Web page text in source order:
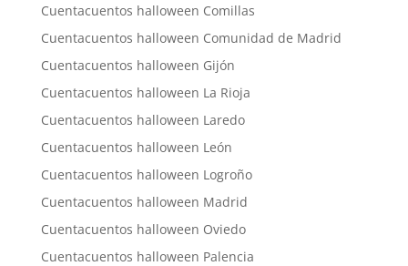
Cuentacuentos halloween Comillas
Cuentacuentos halloween Comunidad de Madrid
Cuentacuentos halloween Gijón
Cuentacuentos halloween La Rioja
Cuentacuentos halloween Laredo
Cuentacuentos halloween León
Cuentacuentos halloween Logroño
Cuentacuentos halloween Madrid
Cuentacuentos halloween Oviedo
Cuentacuentos halloween Palencia